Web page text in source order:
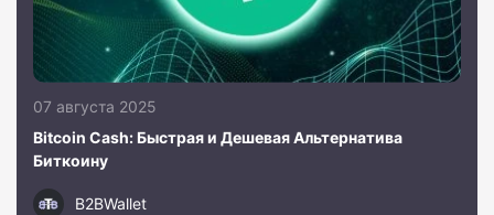
07 августа 2025
Bitcoin Cash: Быстрая и Дешевая Альтернатива
Биткоину
B2BWallet